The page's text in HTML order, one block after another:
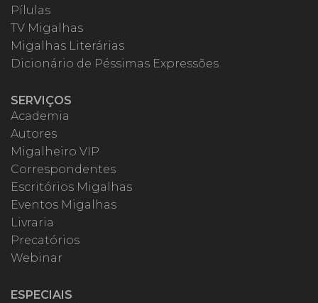
Pílulas
TV Migalhas
Migalhas Literárias
Dicionário de Péssimas Expressões
SERVIÇOS
Academia
Autores
Migalheiro VIP
Correspondentes
Escritórios Migalhas
Eventos Migalhas
Livraria
Precatórios
Webinar
ESPECIAIS